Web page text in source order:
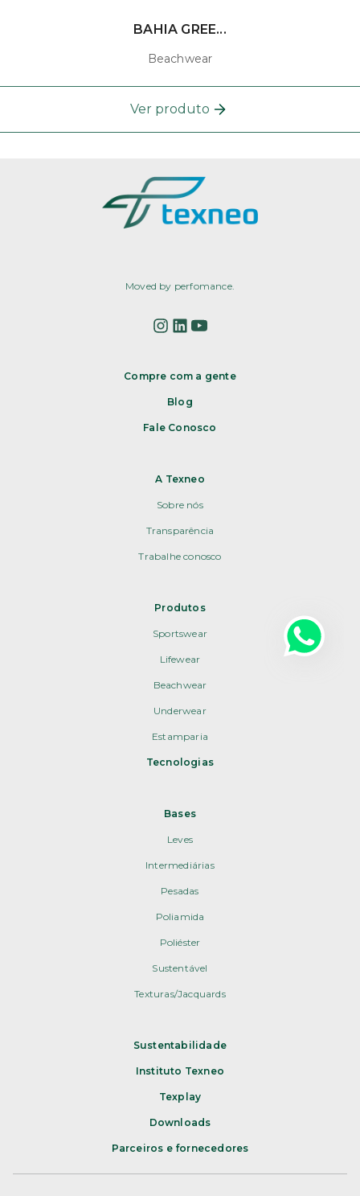
BAHIA GREE...
Beachwear
Ver produto
Moved by perfomance.
Compre com a gente
Blog
Fale Conosco
A Texneo
Sobre nós
Transparência
Trabalhe conosco
Produtos
Sportswear
Lifewear
Beachwear
Underwear
Estamparia
Tecnologias
Bases
Leves
Intermediárias
Pesadas
Poliamida
Poliéster
Sustentável
Texturas/Jacquards
Sustentabilidade
Instituto Texneo
Texplay
Downloads
Parceiros e fornecedores